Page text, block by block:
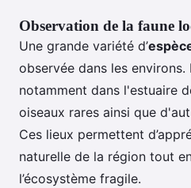
Observation de la faune
Une grande variété d’
observée dans les
notamment dans l'estuaire
oiseaux rares ainsi que
Ces lieux permettent
naturelle de la région tout
l’écosystème fragile.